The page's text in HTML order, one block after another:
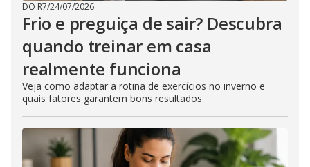
DO R7/24/07/2026
Frio e preguiça de sair? Descubra
quando treinar em casa
realmente funciona
Veja como adaptar a rotina de exercícios no inverno e
quais fatores garantem bons resultados